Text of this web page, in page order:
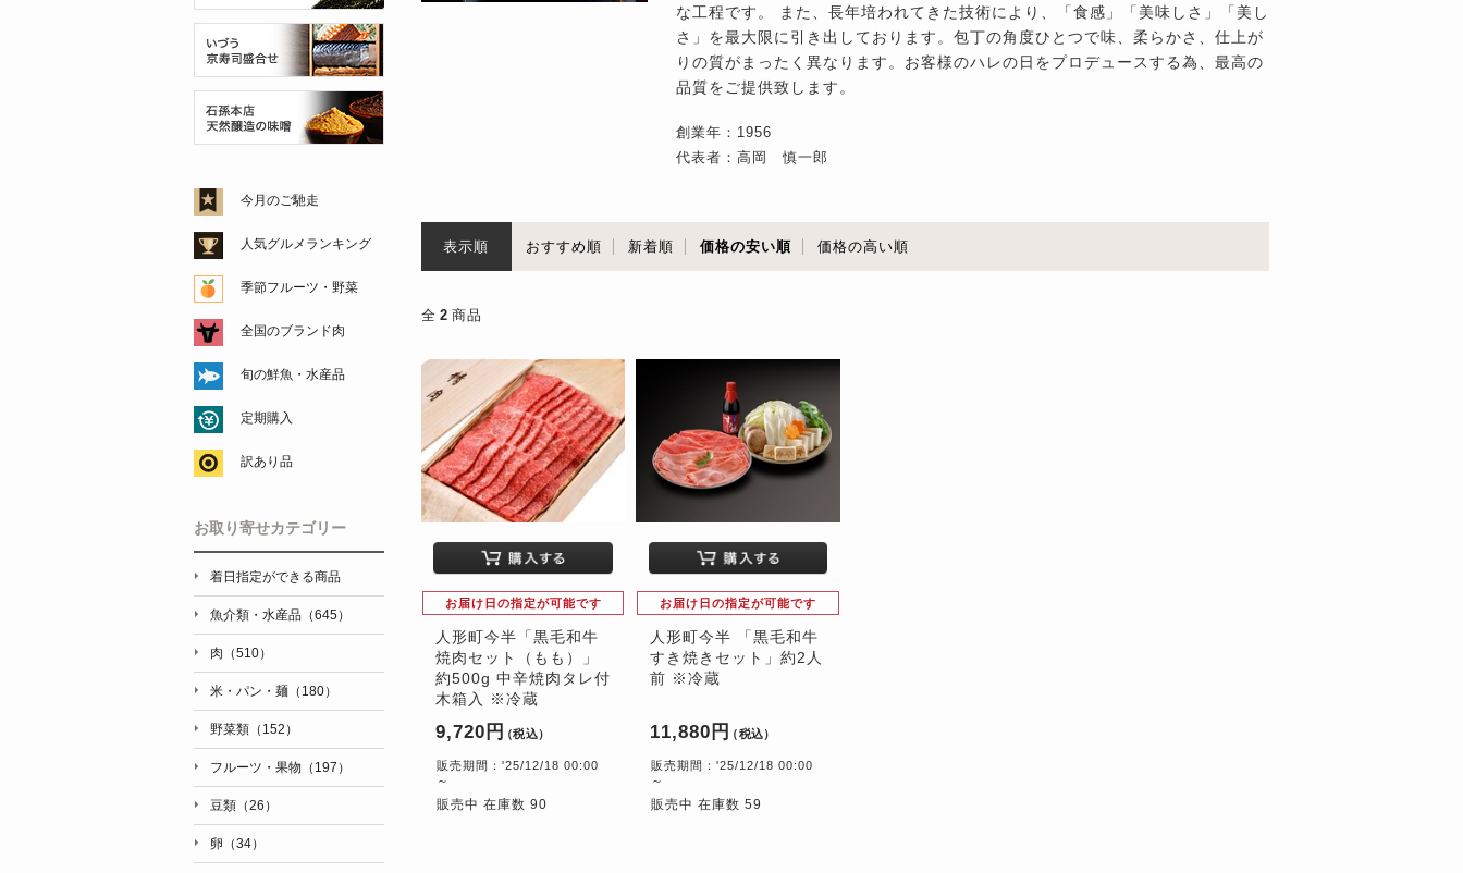
な工程です。 また、長年培われてきた技術により、「食感」「美味しさ」「美し
さ」を最大限に引き出しております。包丁の角度ひとつで味、柔らかさ、仕上が
りの質がまったく異なります。お客様のハレの日をプロデュースする為、最高の
品質をご提供致します。
創業年：1956
代表者：高岡 慎一郎
表示順 おすすめ順 新着順 価格の安い順 価格の高い順
全 2 商品
お届け日の指定が可能です
人形町今半「黒毛和牛
焼肉セット（もも）」
約500g 中辛焼肉タレ付
木箱入 ※冷蔵
9,720円（税込）
販売期間：'25/12/18 00:00
～
販売中 在庫数 90
お届け日の指定が可能です
人形町今半 「黒毛和牛
すき焼きセット」約2人
前 ※冷蔵
11,880円 （税込）
販売期間：'25/12/18 00:00
～
販売中 在庫数 59
今月のご馳走
人気グルメランキング
季節フルーツ・野菜
全国のブランド肉
旬の鮮魚・水産品
定期購入
訳あり品
お取り寄せカテゴリー
着日指定ができる商品
魚介類・水産品（645）
肉（510）
米・パン・麺（180）
野菜類（152）
フルーツ・果物（197）
豆類（26）
卵（34）